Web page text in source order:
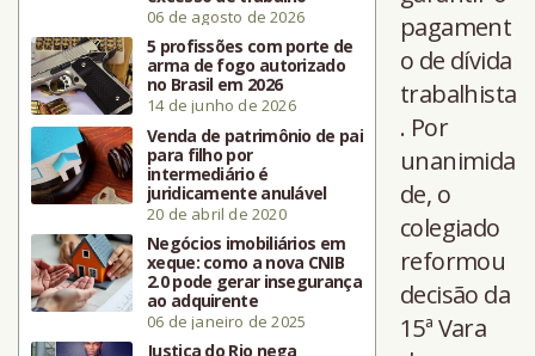
06 de agosto de 2026
5 profissões com porte de
arma de fogo autorizado
no Brasil em 2026
14 de junho de 2026
Venda de patrimônio de pai
para filho por
intermediário é
juridicamente anulável
20 de abril de 2020
Negócios imobiliários em
xeque: como a nova CNIB
2.0 pode gerar insegurança
ao adquirente
06 de janeiro de 2025
Justiça do Rio nega
pagament
o de dívida
trabalhista
. Por
unanimida
de, o
colegiado
reformou
decisão da
15ª Vara